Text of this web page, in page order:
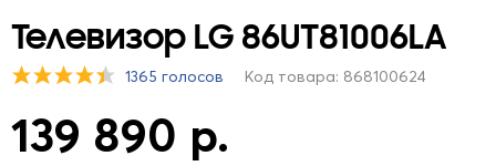
Телевизор LG 86UT81006LA
1365 голосов Код товара: 868100624
139 890 р.